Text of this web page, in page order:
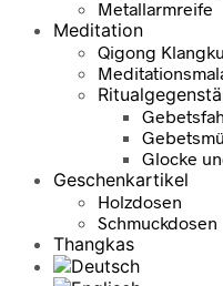
Metallarmreife
Meditation
Qigong
Glocke
Geschenkartikel
Holzdosen
Schmuckdosen
Thangkas